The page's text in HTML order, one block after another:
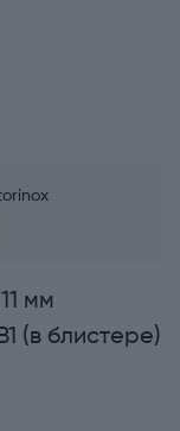
мм
(в блистере)